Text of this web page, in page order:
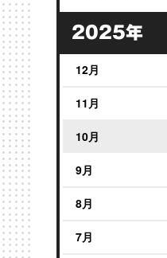
2025年
12月
11月
10月
9月
8月
7月